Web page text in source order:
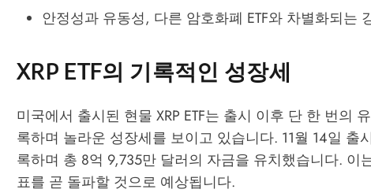
안정성과 유동성, 다른 암호화폐 ETF와 차별화되는
XRP ETF의 기록적인 성장세
미국에서 출시된 현물 XRP ETF는 출시 이후 단 한 번의
록하며 놀라운 성장세를 보이고 있습니다. 11월 14일 출
록하며 총 8억 9,735만 달러의 자금을 유치했습니다. 이
표를 곧 돌파할 것으로 예상됩니다.